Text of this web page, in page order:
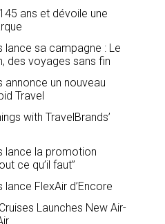
ans et dévoile une
lance sa campagne : Le
des voyages sans fin
annonce un nouveau
Travel
with TravelBrands’
lance la promotion
ce qu’il faut”
FlexAir d’Encore
Launches New Air-